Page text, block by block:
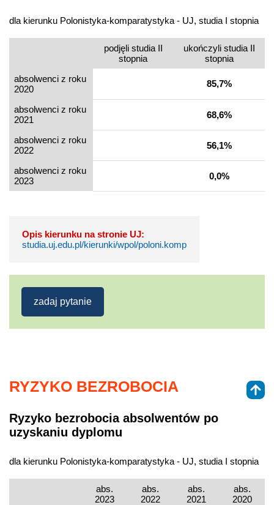
dla kierunku Polonistyka-komparatystyka - UJ, studia I stopnia
podjęli studia II
stopnia
ukończyli studia II
stopnia
absolwenci z roku
2020
85,7%
absolwenci z roku
2021
68,6%
absolwenci z roku
2022
56,1%
absolwenci z roku
2023
0,0%
Opis kierunku na stronie UJ:
studia.uj.edu.pl/kierunki/wpol/poloni.komp
zadaj pytanie
RYZYKO BEZROBOCIA
Ryzyko bezrobocia absolwentów po
uzyskaniu dyplomu
dla kierunku Polonistyka-komparatystyka - UJ, studia I stopnia
abs.
2023
abs.
2022
abs.
2021
abs.
2020